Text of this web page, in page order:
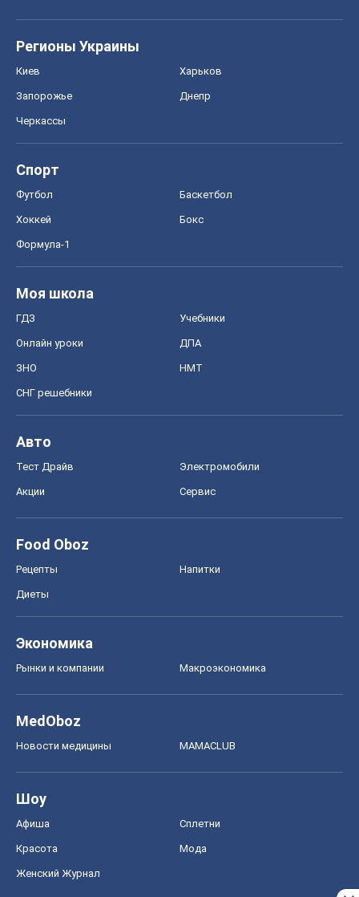
Регионы Украины
Киев Харьков
Запорожье Днепр
Черкассы
Спорт
Футбол Баскетбол
Хоккей Бокс
Формула-1
Моя школа
ГДЗ Учебники
Онлайн уроки ДПА
ЗНО НМТ
СНГ решебники
Авто
Тест Драйв Электромобили
Акции Сервис
Food Oboz
Рецепты Напитки
Диеты
Экономика
Рынки и компании Mакроэкономика
MedOboz
Новости медицины MAMACLUB
Шоу
Афиша Сплетни
Красота Мода
Женский Журнал